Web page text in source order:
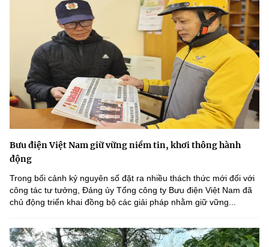
Bưu điện Việt Nam giữ vững niềm tin, khơi thông hành
động
Trong bối cảnh kỷ nguyên số đặt ra nhiều thách thức mới đối với
công tác tư tưởng, Đảng ủy Tổng công ty Bưu điện Việt Nam đã
chủ động triển khai đồng bộ các giải pháp nhằm giữ vững...